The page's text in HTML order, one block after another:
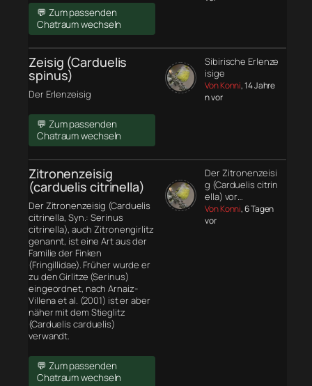
💬 Zum passenden
Chatraum wechseln
Zeisig (Carduelis
spinus)
Der Erlenzeisig
💬 Zum passenden
Chatraum wechseln
Sibirische Erlenze
isige
Von Konni, 14 Jahre
n vor
Zitronenzeisig
(carduelis citrinella)
Der Zitronenzeisig (Carduelis
citrinella, Syn.: Serinus
citrinella), auch Zitronengirlitz
genannt, ist eine Art aus der
Familie der Finken
(Fringillidae). Früher wurde er
zu den Girlitze (Serinus)
eingeordnet, nach Arnaiz-
Villena et al. (2001) ist er aber
näher mit dem Stieglitz
(Carduelis carduelis)
verwandt.
💬 Zum passenden
Chatraum wechseln
Der Zitronenzeisi
g (Carduelis citrin
ella) vor…
Von Konni, 6 Tagen
vor